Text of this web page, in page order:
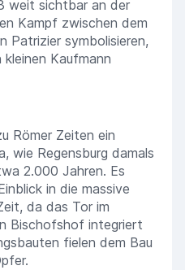
weit sichtbar an der
Kampf zwischen dem
Patrizier symbolisieren,
Kaufmann
Römer Zeiten ein
wie Regensburg damals
2.000 Jahren. Es
in die massive
da das Tor im
Bischofshof integriert
fielen dem Bau